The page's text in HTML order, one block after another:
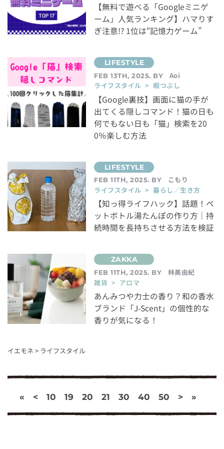
【無料で遊べる「Googleミニゲ
ーム」人気ランキング】ハマりす
ぎ注意!? 1位は“記憶力ゲーム”
FEB 13TH, 2025. BY
Aoi
ライフスタイル > 暇つぶし
【Google裏技】画面に猫の手が
出てくる隠しコマンド！猫の日も
何でもない日も「猫」検索を20
0％楽しむ方法
FEB 11TH, 2025. BY
こもり
ライフスタイル > 暮らし／生き方
【知っ得ライフハック】話題！ペ
ットボトル湯たんぽの作り方｜持
続時間を長持ちさせる方法を検証
FEB 11TH, 2025. BY
林美由紀
雑貨 > アロマ
あんみつや力士の香り？和の香水
ブランド「J-Scent」の個性的な
香りが気になる！
イエモネ > ライフスタイル
« < 10 19 20 21 30 40 50 > »